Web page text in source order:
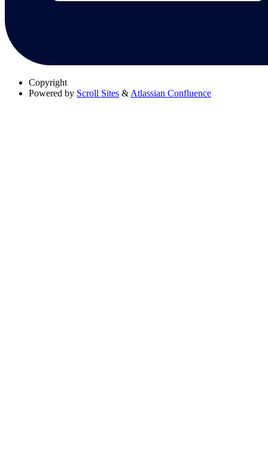
Copyright
Powered by Scroll Sites & Atlassian Confluence